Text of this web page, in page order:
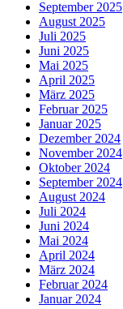
September 2025
August 2025
Juli 2025
Juni 2025
Mai 2025
April 2025
März 2025
Februar 2025
Januar 2025
Dezember 2024
November 2024
Oktober 2024
September 2024
August 2024
Juli 2024
Juni 2024
Mai 2024
April 2024
März 2024
Februar 2024
Januar 2024